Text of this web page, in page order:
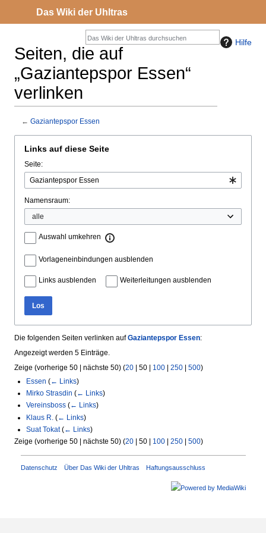
Hilfe
Seiten, die auf
„Gaziantepspor Essen“
verlinken
← Gaziantepspor Essen
Navigation
springen
Suche
springen
Links auf diese Seite
Seite:
Namensraum:
Auswahl umkehren
Vorlageneinbindungen ausblenden
Links ausblenden Weiterleitungen ausblenden
Los
Die folgenden Seiten verlinken aufGaziantepspor Essen:
Angezeigt werden 5 Einträge.
Zeige (vorherige 50 nächste 50) (20 50 100 250 500)
Essen (← Links)
Mirko Strasdin (← Links)
Vereinsboss (← Links)
Klaus R. (← Links)
Suat Tokat (← Links)
Zeige (vorherige 50 nächste 50) (20 50 100 250 500)
Datenschutz Über Das Wiki der Uhltras Haftungsausschluss
Das Wiki der Uhltras